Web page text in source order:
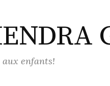
aux enfants!